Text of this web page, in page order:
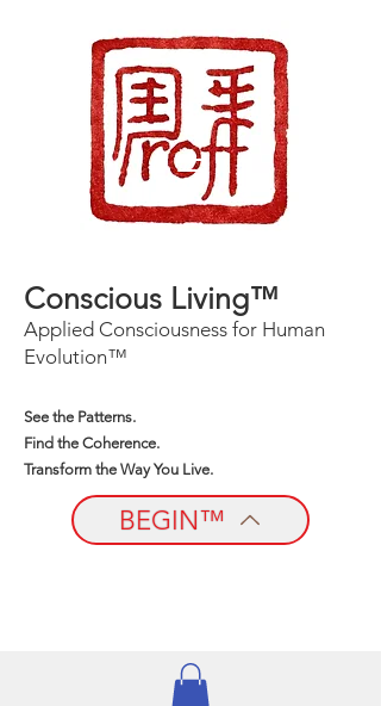
Conscious Living™
Applied Consciousness for Human
Evolution™
See the Patterns.
Find the Coherence.
Transform the Way You Live.
BEGIN™